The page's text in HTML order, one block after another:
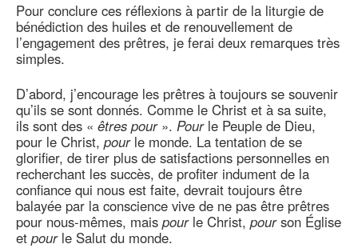
Pour conclure ces réflexions à partir de la liturgie de
bénédiction des huiles et de renouvellement de
l’engagement des prêtres, je ferai deux remarques très
simples.
D’abord, j’encourage les prêtres à toujours se souvenir
qu’ils se sont donnés. Comme le Christ et à sa suite,
ils sont des « êtres pour». Pourle Peuple de Dieu,
pour le Christ, pourle monde. La tentation de se
glorifier, de tirer plus de satisfactions personnelles en
recherchant les succès, de profiter indument de la
confiance qui nous est faite, devrait toujours être
balayée par la conscience vive de ne pas être prêtres
pour nous-mêmes, mais pourle Christ, pourson Église
et pourle Salut du monde.